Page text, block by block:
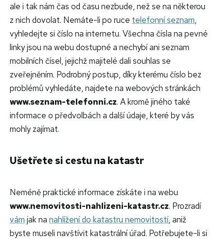
ale i tak nám čas od času nezbude, než se na některou
z nich dovolat. Nemáte-li po ruce telefonní seznam,
vyhledejte si číslo na internetu. Všechna čísla na pevné
linky jsou na webu dostupné a nechybí ani seznam
mobilních čísel, jejichž majitelé dali souhlas se
zveřejněním. Podrobný postup, díky kterému číslo bez
problémů vyhledáte, najdete na webových stránkách
www.seznam-telefonni.cz. A kromě jiného také
informace o předvolbách a další údaje, které by vás
mohly zajímat.
Ušetřete si cestu na katastr
Neméně praktické informace získáte i na webu
www.nemovitosti-nahlizeni-katastr.cz. Prozradí
vám jak na nahlížení do katastru nemovitostí, aniž
byste museli navštívit katastrální úřad. Potřebujete-li si